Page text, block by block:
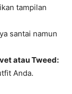
tampilan
santai namun
atau Tweed:
Anda.